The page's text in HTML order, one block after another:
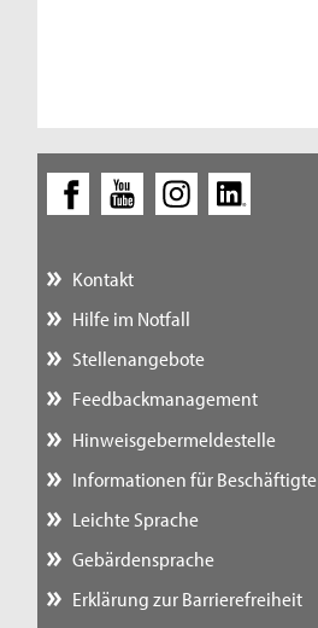
Kontakt
Hilfe im Notfall
Stellenangebote
Feedbackmanagement
Hinweisgebermeldestelle
Informationen für Beschäftigte
Leichte Sprache
Gebärdensprache
Erklärung zur Barrierefreiheit